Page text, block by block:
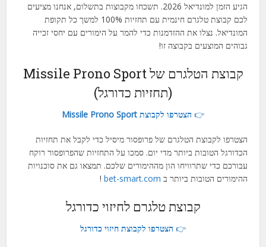
Polish
French (Canada)
Dutch
Indonesian
Hungarian
Korean
Estonian
הגיע הזמן למונדיאל 2026. תשכחו מקבוצות בתשלום, אנחנו מציעים
לכם קבוצת טלגרם חינמית עם תחזיות 100% למשך כל תקופת
המונדיאל. נצלו את ההזדמנות כדי להמר על הימורים עם יחסי זכייה
גבוהים המוצעים בקבוצה זו!
קבוצת הטלגרם של Missile Prono Sport
(תחזיות כדורגל)
👉 הצטרפו לקבוצת Missile Prono Sport
הצטרפו לקבוצת הטלגרם של פרופסור מיסיל כדי לקבל את תחזיות
הכדורגל הטובות ביותר מדי יום. סמכו על התחזיות שהפרופסור רוקח
עבורכם כדי שתרוויחו הון מההימורים שלכם. תמצאו גם את סוכנויות
ההימורים הטובות ביותר ב bet-smart.com
!
קבוצת טלגרם לחיזוי כדורגל
👉 הצטרפו לקבוצת חיזוי כדורגל